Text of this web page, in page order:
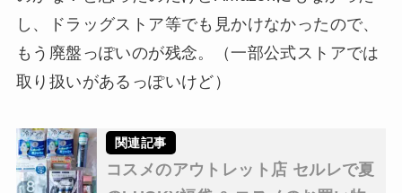
し、ドラッグストア等でも見かけなかったので、
もう廃盤っぽいのが残念。（一部公式ストアでは
取り扱いがあるっぽいけど）
コスメのアウトレット店 セルレで夏